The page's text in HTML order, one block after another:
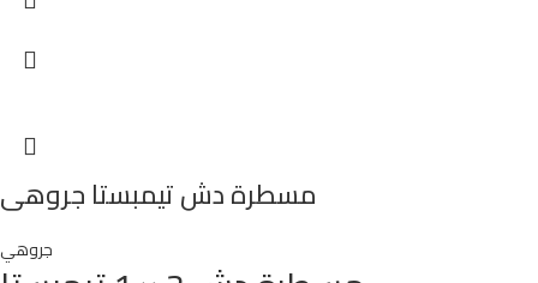
مسطرة دش تيمبستا جروهى
جروهي